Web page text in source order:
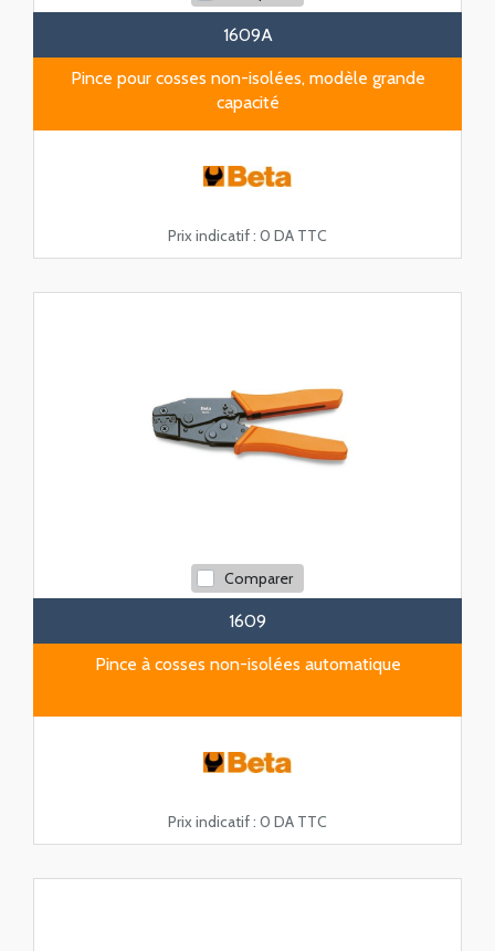
1609A
Pince pour cosses non-isolées, modèle grande
capacité
Prix indicatif : 0 DA TTC
Comparer
1609
Pince à cosses non-isolées automatique
Prix indicatif : 0 DA TTC